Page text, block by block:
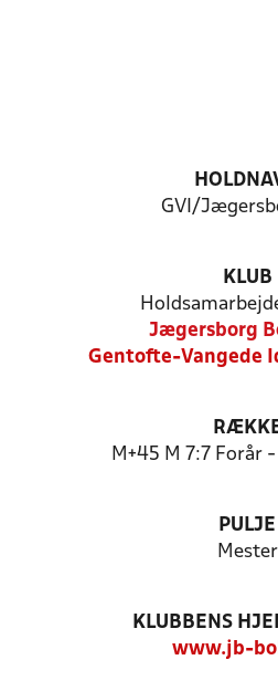
GVI/
KLUB
Jægersborg
Gentofte-Vangede
M+45 M 7:7 Forår
PULJE
Mester
KLUBBENS
www.jb-